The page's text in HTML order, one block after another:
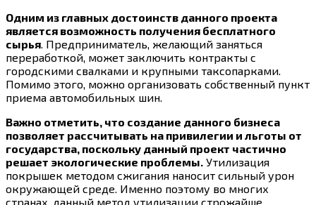
Одним из главных достоинств данного проекта
является возможность получения бесплатного
сырья . Предприниматель, желающий заняться
переработкой, может заключить контракты с
городскими свалками и крупными таксопарками.
Помимо этого, можно организовать собственный пункт
приема автомобильных шин.
Важно отметить, что создание данного бизнеса
позволяет рассчитывать на привилегии и льготы от
государства, поскольку данный проект частично
решает экологические проблемы. Утилизация
покрышек методом сжигания наносит сильный урон
окружающей среде. Именно поэтому во многих
странах, данный метод утилизации строжайше